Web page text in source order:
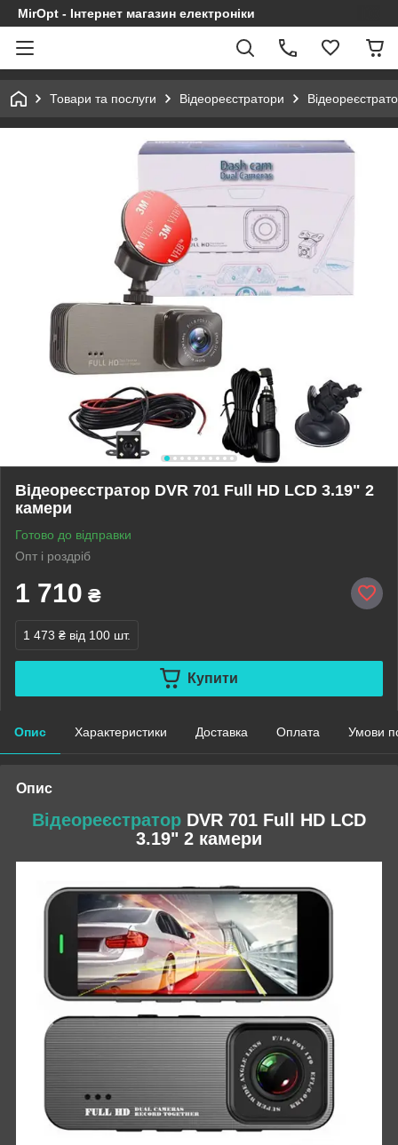
MirOpt - Інтернет магазин електроніки
Товари та послуги Відеореєстратори
Відеореєстратор DVR 701 Full HD LCD 3.19" 2
камери
Готово до відправки
Опт і роздріб
1 710 ₴
1 473 ₴ від 100 шт.
Купити
Опис Характеристики Доставка Оплата Умови
Опис
Відеореєстратор DVR 701 Full HD LCD
3.19" 2 камери